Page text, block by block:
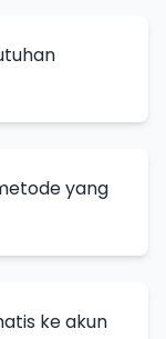
yang
ke akun